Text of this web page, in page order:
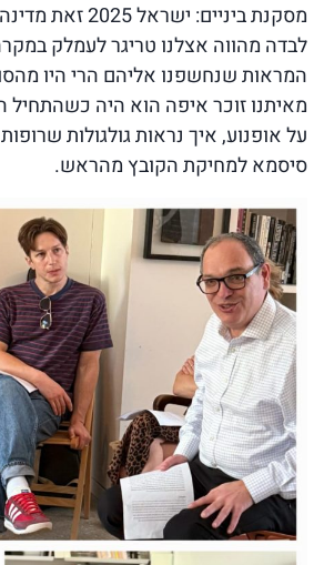
מסקנת
לבדה מהווה אצלנו טריגר לעמלק
המראות שנחשפנו אליהם הרי היו
מאיתנו זוכר איפה הוא היה
על אופנוע, איך נראות גולגולות
סיסמא למחיקת הקובץ מהראש.